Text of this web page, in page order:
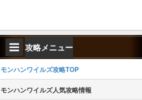
攻略メニュー
モンハンワイルズ攻略TOP
モンハンワイルズ人気攻略情報